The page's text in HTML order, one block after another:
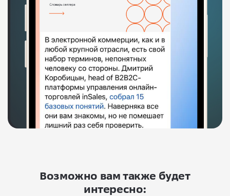
Возможно вам также будет
интересно: